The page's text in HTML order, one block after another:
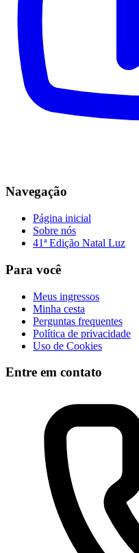
Navegação
Página inicial
Sobre nós
41ª Edição Natal Luz
Para você
Meus ingressos
Minha cesta
Perguntas frequentes
Política de privacidade
Uso de Cookies
Entre em contato